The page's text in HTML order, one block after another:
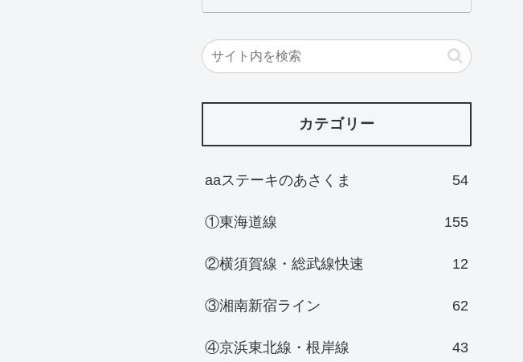
カテゴリー
aaステーキのあさくま 54
①東海道線 155
②横須賀線・総武線快速 12
③湘南新宿ライン 62
④京浜東北線・根岸線 43